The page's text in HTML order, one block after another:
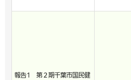
報告1 第２期千葉市国民健